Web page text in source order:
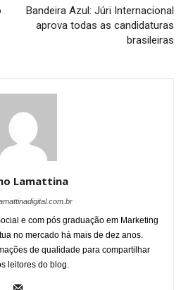
Bandeira Azul: Júri Internacional
aprova todas as candidaturas
brasileiras
Lamattina
e com pós graduação em Marketing
no mercado há mais de dez anos.
de qualidade para compartilhar
leitores do blog.